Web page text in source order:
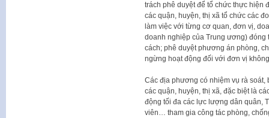
trách phê duyệt để tổ chức thực hiện
các quận, huyện, thị xã tổ chức các
làm việc với từng cơ quan, đơn vị,
doanh nghiệp của Trung ương) đóng
cách; phê duyệt phương án phòng,
ngừng hoạt động đối với đơn vị
Các địa phương có nhiệm vụ rà soát,
các quận, huyện, thị xã, đặc biệt là
động tối đa các lực lượng dân quân,
viên… tham gia công tác phòng,